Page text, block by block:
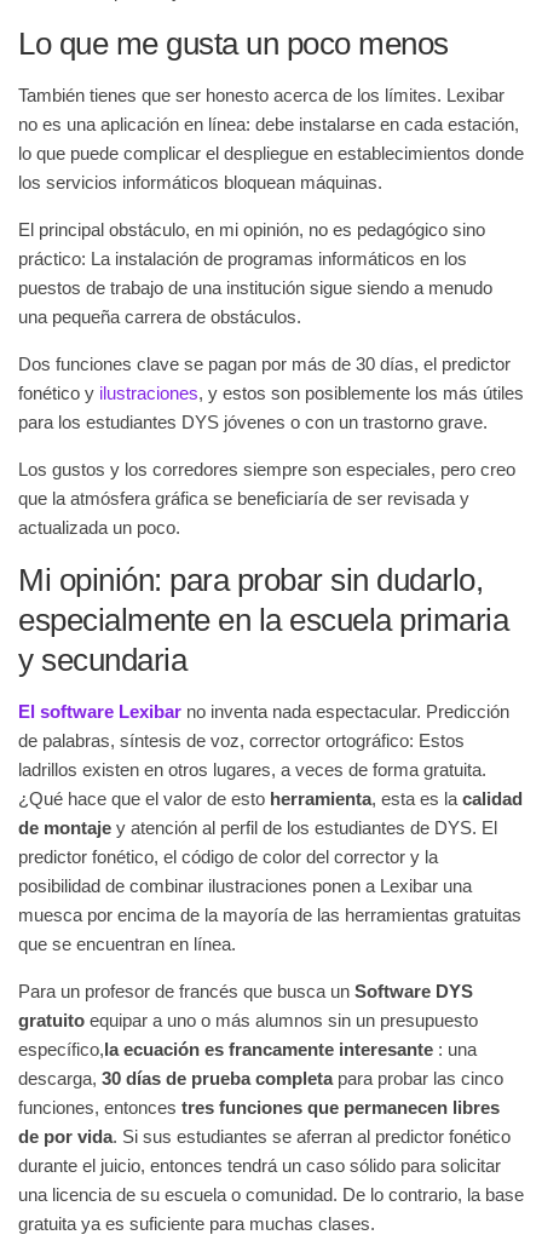
Lo que me gusta un poco menos
También tienes que ser honesto acerca de los límites. Lexibar
no es una aplicación en línea: debe instalarse en cada estación,
lo que puede complicar el despliegue en establecimientos donde
los servicios informáticos bloquean máquinas.
El principal obstáculo, en mi opinión, no es pedagógico sino
práctico: La instalación de programas informáticos en los
puestos de trabajo de una institución sigue siendo a menudo
una pequeña carrera de obstáculos.
Dos funciones clave se pagan por más de 30 días, el predictor
fonético y ilustraciones, y estos son posiblemente los más útiles
para los estudiantes DYS jóvenes o con un trastorno grave.
Los gustos y los corredores siempre son especiales, pero creo
que la atmósfera gráfica se beneficiaría de ser revisada y
actualizada un poco.
Mi opinión: para probar sin dudarlo,
especialmente en la escuela primaria
y secundaria
El software Lexibar no inventa nada espectacular. Predicción
de palabras, síntesis de voz, corrector ortográfico: Estos
ladrillos existen en otros lugares, a veces de forma gratuita.
¿Qué hace que el valor de esto herramienta, esta es la calidad
de montaje y atención al perfil de los estudiantes de DYS. El
predictor fonético, el código de color del corrector y la
posibilidad de combinar ilustraciones ponen a Lexibar una
muesca por encima de la mayoría de las herramientas gratuitas
que se encuentran en línea.
Para un profesor de francés que busca un Software DYS
gratuito equipar a uno o más alumnos sin un presupuesto
específico,la ecuación es francamente interesante : una
descarga, 30 días de prueba completapara probar las cinco
funciones, entonces tres funciones que permanecen libres
de por vida. Si sus estudiantes se aferran al predictor fonético
durante el juicio, entonces tendrá un caso sólido para solicitar
una licencia de su escuela o comunidad. De lo contrario, la base
gratuita ya es suficiente para muchas clases.